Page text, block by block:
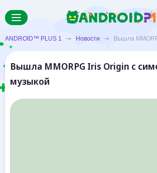
ANDROID™ PLUS 1 ➞ Новости ➞ Вышла
Вышла MMORPG Iris Origin с
музыкой